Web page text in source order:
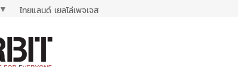
▼ ไทยแลนด์ เยลโล่เพจเจส